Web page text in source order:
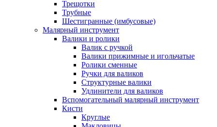
Трещотки
Трубные
Шестигранные (имбусовые)
Малярный инструмент
Валики и ролики
Валик с ручкой
Валики прижимные и игольчатые
Ролики сменные
Ручки для валиков
Структурные валики
Удлинители для валиков
Вспомогательный малярный инструмент
Кисти
Круглые